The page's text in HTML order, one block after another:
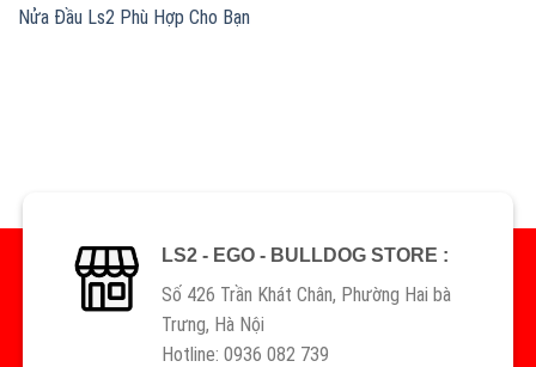
Nửa Đầu Ls2 Phù Hợp Cho Bạn
LS2 - EGO - BULLDOG STORE :
Số 426 Trần Khát Chân, Phường Hai bà
Trưng, Hà Nội
Hotline: 0936 082 739